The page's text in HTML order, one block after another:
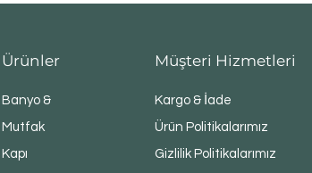
Ürünler
Banyo &
Mutfak
Kapı
Müşteri Hizmetleri
Kargo & İade
Ürün Politikalarımız
Gizlilik Politikalarımız